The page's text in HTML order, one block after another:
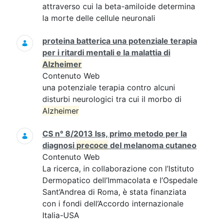
attraverso cui la beta-amiloide determina
la morte delle cellule neuronali
proteina batterica una potenziale terapia
per i ritardi mentali e la malattia di
Alzheimer
Contenuto Web
una potenziale terapia contro alcuni
disturbi neurologici tra cui il morbo di
Alzheimer
CS n° 8/2013 Iss, primo metodo per la
diagnosi precoce del melanoma cutaneo
Contenuto Web
La ricerca, in collaborazione con l’Istituto
Dermopatico dell’Immacolata e l’Ospedale
Sant’Andrea di Roma, è stata finanziata
con i fondi dell’Accordo internazionale
Italia-USA